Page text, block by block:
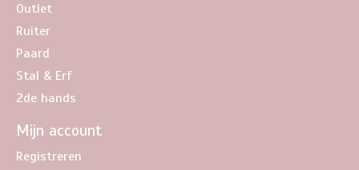
Outlet
Ruiter
Paard
Stal & Erf
2de hands
Mijn account
Registreren